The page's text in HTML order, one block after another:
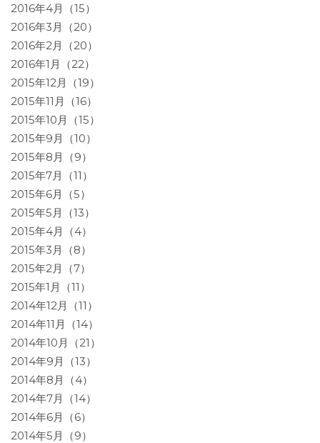
2016年4月（15）
2016年3月（20）
2016年2月（20）
2016年1月（22）
2015年12月（19）
2015年11月（16）
2015年10月（15）
2015年9月（10）
2015年8月（9）
2015年7月（11）
2015年6月（5）
2015年5月（13）
2015年4月（4）
2015年3月（8）
2015年2月（7）
2015年1月（11）
2014年12月（11）
2014年11月（14）
2014年10月（21）
2014年9月（13）
2014年8月（4）
2014年7月（14）
2014年6月（6）
2014年5月（9）